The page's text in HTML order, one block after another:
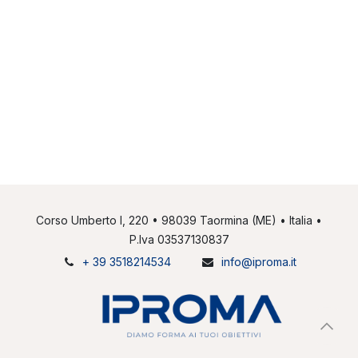
Corso Umberto I, 220 • 98039 Taormina (ME) • Italia •
P.Iva 03537130837
+ 39 3518214534
info@iproma.it